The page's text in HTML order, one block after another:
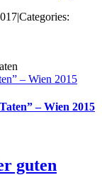
|Categories:
– Wien 2015
– Wien 2015
guten